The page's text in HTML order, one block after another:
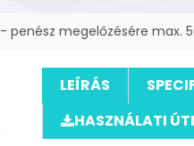
penész megelőzésére max.
LEÍRÁS
HASZNÁLATI